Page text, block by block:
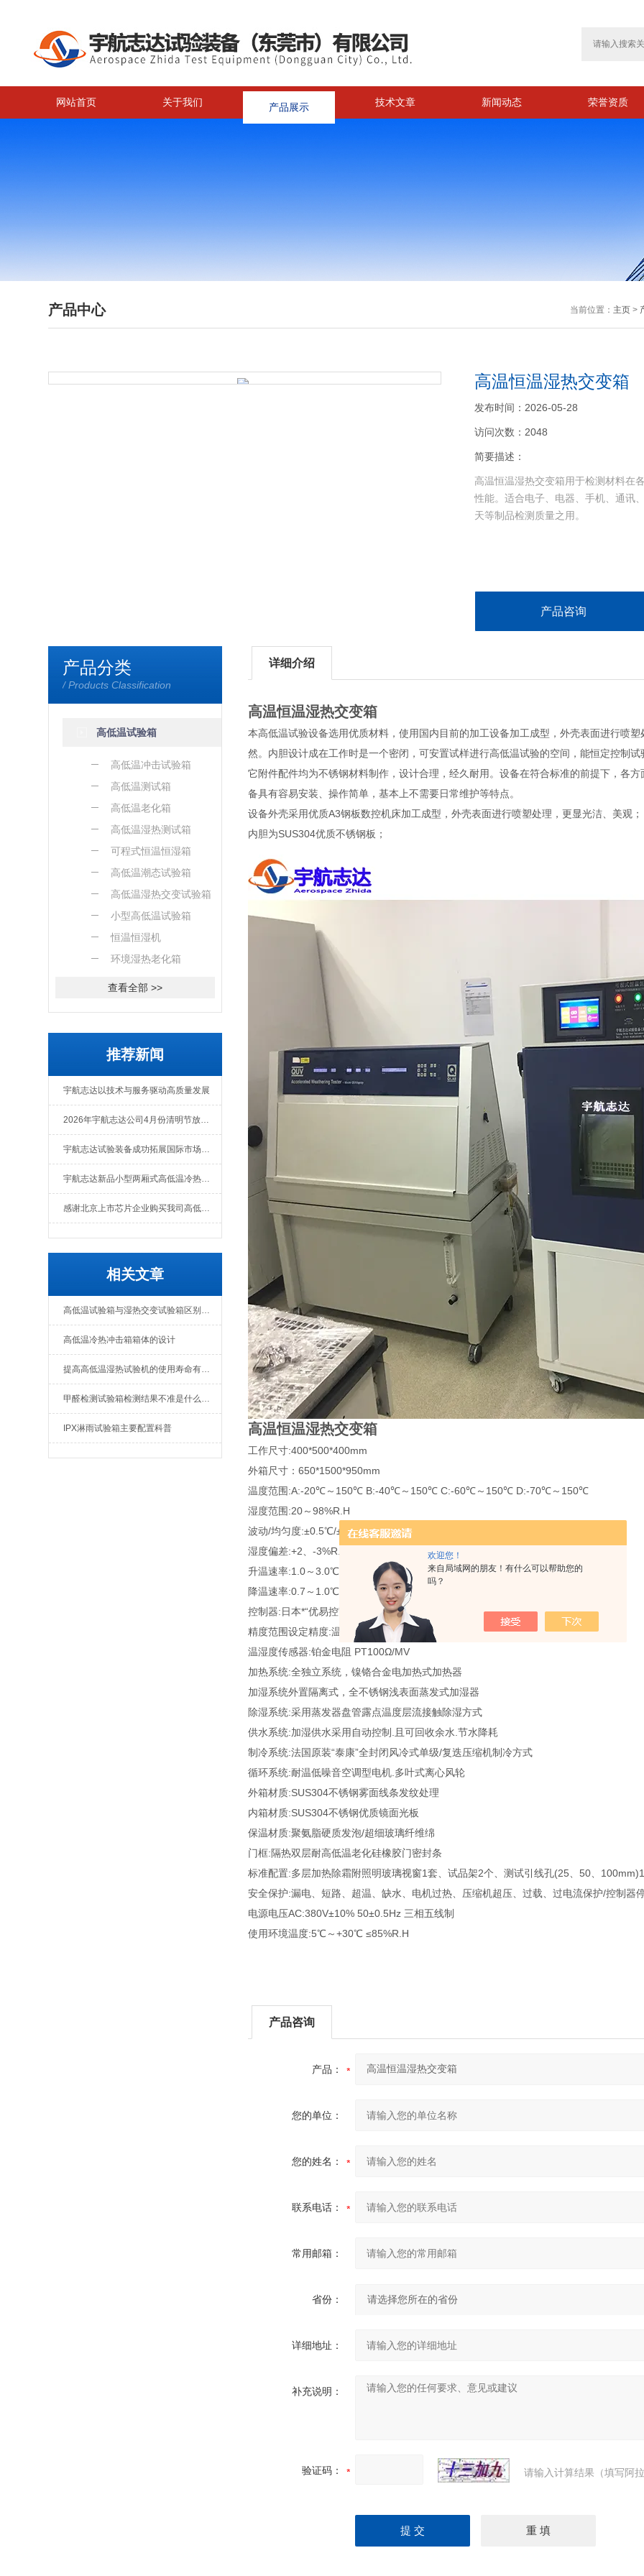
欢迎您！
来自局域网的朋友！有什么可以帮助您的
吗？
网站首页 关于我们 产品展示 技术文章 新闻动态 荣誉资质
产品中心 当前位置： 主页>
高温恒温湿热交变箱
发布时间：2026-05-28
访问次数：2048
简要描述：
高温恒温湿热交变箱用于检测材料在
性能。适合电子、电器、手机、通讯
天等制品检测质量之用。
产品咨询
产品分类
/ Products Classification
高低温试验箱
高低温冲击试验箱
高低温测试箱
高低温老化箱
高低温湿热测试箱
可程式恒温恒湿箱
高低温潮态试验箱
高低温湿热交变试验箱
小型高低温试验箱
恒温恒湿机
环境湿热老化箱
查看全部 >>
推荐新闻
宇航志达以技术与服务驱动高质量发展
2026年宇航志达公司4月份清明节放假通知
宇航志达试验装备成功拓展国际市场出口肯尼亚
宇航志达新品小型两厢式高低温冷热冲击试验箱
感谢北京上市芯片企业购买我司高低温冲击热流仪
相关文章
高低温试验箱与湿热交变试验箱区别在哪里
高低温冷热冲击箱箱体的设计
提高高低温湿热试验机的使用寿命有以下一些建议
甲醛检测试验箱检测结果不准是什么原因
IPX淋雨试验箱主要配置科普
详细介绍
高温恒温湿热交变箱
本高低温试验设备选用优质材料，使用国内目前的加工设备加工成型，外壳表面进行喷
然。内胆设计成在工作时是一个密闭，可安置试样进行高低温试验的空间，能恒定控制
它附件配件均为不锈钢材料制作，设计合理，经久耐用。设备在符合标准的前提下，各
备具有容易安装、操作简单，基本上不需要日常维护等特点。
设备外壳采用优质A3钢板数控机床加工成型，外壳表面进行喷塑处理，更显光洁、美观；
内胆为SUS304优质不锈钢板；
高温恒温湿热交变箱
工作尺寸:400*500*400mm
外箱尺寸：650*1500*950mm
温度范围:A:-20℃～150℃ B:-40℃～150℃ C:-60℃～150℃ D:-70℃～150℃
湿度范围:20～98%R.H
波动/均匀度:±0.5℃/±2℃
湿度偏差:+2、-3%R.H
升温速率:1.0～3.0℃/min
降温速率:0.7～1.0℃/min
控制器:日本*“优易控”品牌温度仪表，7寸高清真彩液晶触摸显示屏
精度范围设定精度:温度0.1℃、湿度1%R.H，指示精度：温度0.1℃、湿度1%R.H
温湿度传感器:铂金电阻 PT100Ω/MV
加热系统:全独立系统，镍铬合金电加热式加热器
加湿系统外置隔离式，全不锈钢浅表面蒸发式加湿器
除湿系统:采用蒸发器盘管露点温度层流接触除湿方式
供水系统:加湿供水采用自动控制.且可回收余水.节水降耗
制冷系统:法国原装“泰康”全封闭风冷式单级/复迭压缩机制冷方式
循环系统:耐温低噪音空调型电机.多叶式离心风轮
外箱材质:SUS304不锈钢雾面线条发纹处理
内箱材质:SUS304不锈钢优质镜面光板
保温材质:聚氨脂硬质发泡/超细玻璃纤维绵
门框:隔热双层耐高低温老化硅橡胶门密封条
标准配置:多层加热除霜附照明玻璃视窗1套、试品架2个、测试引线孔(25、50、
安全保护:漏电、短路、超温、缺水、电机过热、压缩机超压、过载、过电流保护/控制器
电源电压AC:380V±10% 50±0.5Hz 三相五线制
使用环境温度:5℃～+30℃ ≤85%R.H
产品咨询
产品：
您的单位：
您的姓名：
联系电话：
常用邮箱：
省份：
详细地址：
补充说明：
验证码： 请输入计算结果（填写阿